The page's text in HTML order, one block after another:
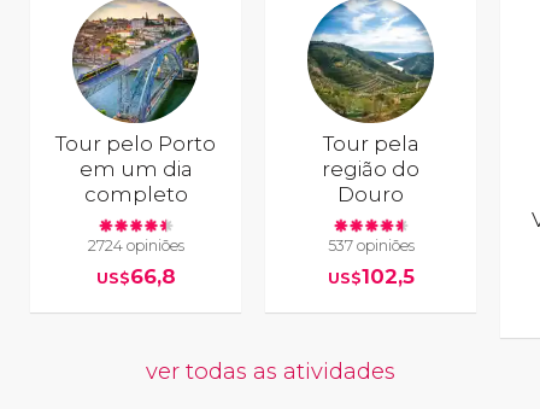
Tour pelo Porto
em um dia
completo
2724 opiniões
US$66,8
Tour pela
região do
Douro
537 opiniões
US$102,5
ver todas as atividades